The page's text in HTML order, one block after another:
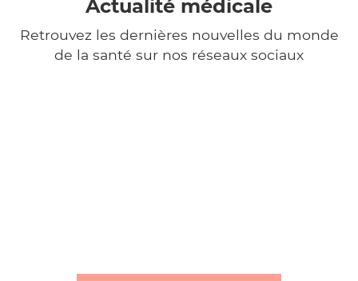
Actualité médicale
Retrouvez les dernières nouvelles du monde
de la santé sur nos réseaux sociaux